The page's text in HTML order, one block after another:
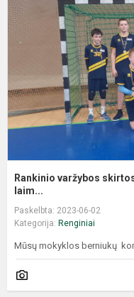
Rankinio varžybos
laim...
Paskelbta: 2023-06-02
Kategorija: Renginiai
Mūsų mokyklos berniukų